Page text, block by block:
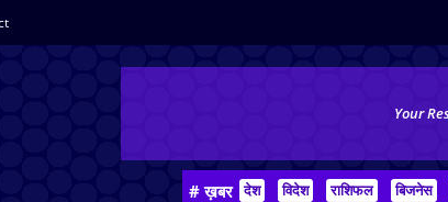
Your
# ख़बर देश विदेश राशिफल बिजनेस